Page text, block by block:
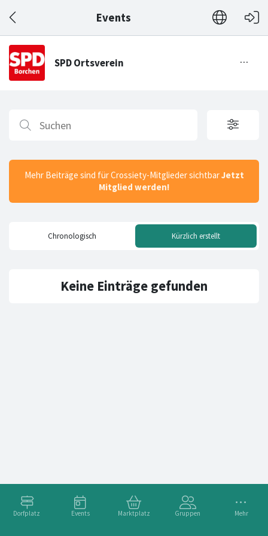
Events
Dorfplatz Events Marktplatz Gruppen Mehr
Mehr Beiträge sind für Crossiety-Mitglieder sichtbarJetzt
Mitglied werden!
Chronologisch Kürzlich erstellt
Keine Einträge gefunden